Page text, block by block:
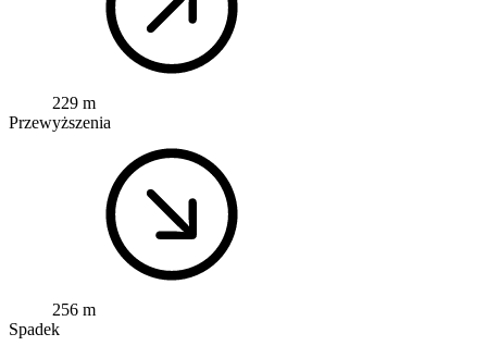
229 m
Przewyższenia
256 m
Spadek